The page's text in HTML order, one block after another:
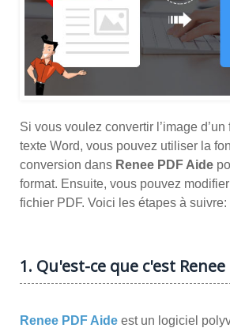
Si vous voulez convertir l’image
texte Word, vous pouvez utiliser la
conversion dans Renee PDF Aide
format. Ensuite, vous pouvez
fichier PDF. Voici les étapes à suivre:
1. Qu'est-ce que c'est Renee
Renee PDF Aide est un logiciel